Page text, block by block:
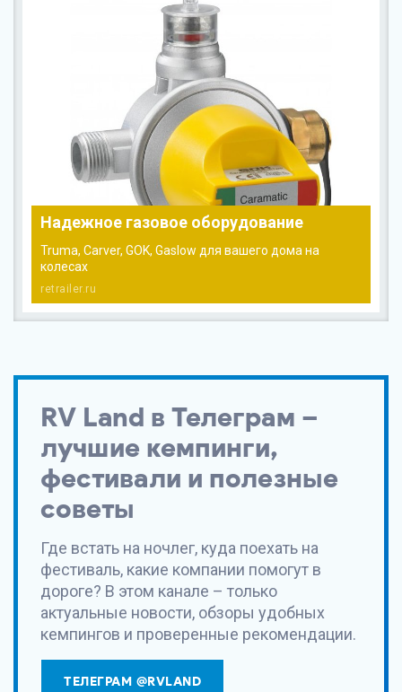
Надежное газовое оборудование
Truma, Carver, GOK, Gaslow для вашего дома на
колесах
retrailer.ru
RV Land в Телеграм –
лучшие кемпинги,
фестивали и полезные
советы
Где встать на ночлег, куда поехать на
фестиваль, какие компании помогут в
дороге? В этом канале – только
актуальные новости, обзоры удобных
кемпингов и проверенные рекомендации.
ТЕЛЕГРАМ @RVLAND